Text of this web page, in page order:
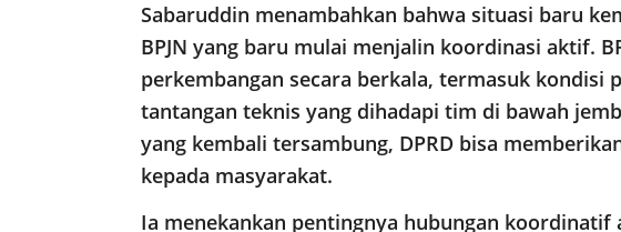
Sabaruddin menambahkan bahwa situasi baru
BPJN yang baru mulai menjalin koordinasi aktif.
perkembangan secara berkala, termasuk kondisi
tantangan teknis yang dihadapi tim di bawah
yang kembali tersambung, DPRD bisa
kepada masyarakat.
Ia menekankan pentingnya hubungan koordinatif